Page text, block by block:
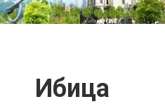
Ибица